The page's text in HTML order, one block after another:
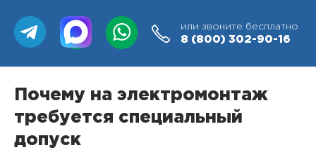
или звоните бесплатно
8 (800) 302-90-16
Почему на электромонтаж
требуется специальный
допуск